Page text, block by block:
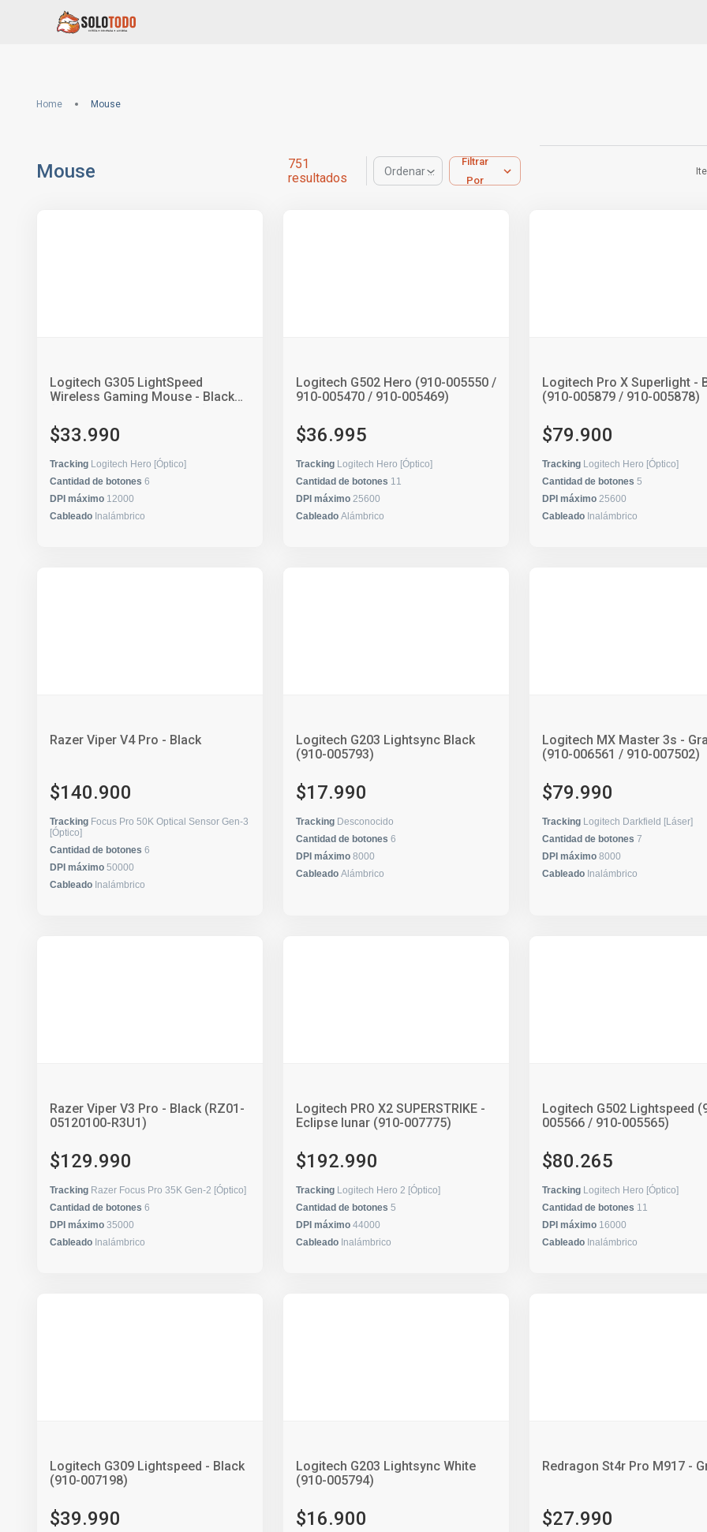
Home Mouse
Mouse
751
resultados
Ordenar por
Filtrar
Por
Logitech G305 LightSpeed
Wireless Gaming Mouse - Black
$33.990
Tracking Logitech Hero [Óptico]
Cantidad de botones 6
DPI máximo 12000
Cableado Inalámbrico
Logitech G502 Hero (910-005550 /
910-005470 / 910-005469)
$36.995
Tracking Logitech Hero [Óptico]
Cantidad de botones 11
DPI máximo 25600
Cableado Alámbrico
Logitech Pro X Superlight -
(910-005879 / 910-005878)
$79.900
Tracking Logitech Hero [Óptico]
Cantidad de botones 5
DPI máximo 25600
Cableado Inalámbrico
Razer Viper V4 Pro - Black
$140.900
Tracking Focus Pro 50K Optical Sensor Gen-3
[Óptico]
Cantidad de botones 6
DPI máximo 50000
Cableado Inalámbrico
Logitech G203 Lightsync Black
(910-005793)
$17.990
Tracking Desconocido
Cantidad de botones 6
DPI máximo 8000
Cableado Alámbrico
Logitech MX Master 3s -
(910-006561 / 910-007502)
$79.990
Tracking Logitech Darkfield [Láser]
Cantidad de botones 7
DPI máximo 8000
Cableado Inalámbrico
Razer Viper V3 Pro - Black (RZ01-
05120100-R3U1)
$129.990
Tracking Razer Focus Pro 35K Gen-2 [Óptico]
Cantidad de botones 6
DPI máximo 35000
Cableado Inalámbrico
Logitech PRO X2 SUPERSTRIKE -
Eclipse lunar (910-007775)
$192.990
Tracking Logitech Hero 2 [Óptico]
Cantidad de botones 5
DPI máximo 44000
Cableado Inalámbrico
Logitech G502 Lightspeed
005566 / 910-005565)
$80.265
Tracking Logitech Hero [Óptico]
Cantidad de botones 11
DPI máximo 16000
Cableado Inalámbrico
Logitech G309 Lightspeed - Black
(910-007198)
$39.990
Logitech G203 Lightsync White
(910-005794)
$16.900
Redragon St4r Pro M917 -
$27.990